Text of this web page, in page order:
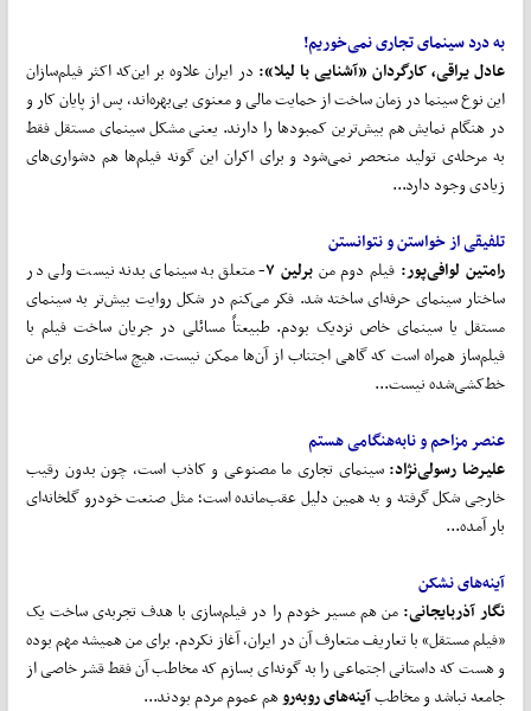
به درد سینمای تجاری نمیخوریم!
عادل یراقی، کارگردان «آشنایی با لیلا»: در ایران علاوه بر این‌که اکثر فیلم‌سازان
این نوع سینما در زمان ساخت از حمایت مالی و معنوی بی‌بهره‌اند، پس از پایان کار و
در هنگام نمایش هم بیش‌ترین کمبودها را دارند. یعنی مشکل سینمای مستقل فقط
به مرحله‌ی تولید منحصر نمی‌شود و برای اکران این گونه فیلم‌ها هم دشواری‌های
زیادی وجود دارد...
تلفیقی از خواستن و نتوانستن
رامتین لوافیپور: فیلم دوم من برلین ۷-
متعلق به سینمای بدنه نیست ولی در
ساختار سینمای حرفه‌ای ساخته شد. فکر می‌کنم در شکل روایت بیش‌تر به سینمای
مستقل یا سینمای خاص نزدیک بودم. طبیعتاً مسائلی در جریان ساخت فیلم با
فیلم‌ساز همراه است که گاهی اجتناب از آن‌ها ممکن نیست. هیچ ساختاری برای من
خط‌کشی‌شده نیست...
عنصر مزاحم و نابه‌هنگامی هستم
علیرضا رسولینژاد: سینمای تجاری ما مصنوعی و کاذب است، چون بدون رقیب
خارجی شکل گرفته و به همین دلیل عقب‌مانده است؛ مثل صنعت خودرو گلخانه‌ای
بار آمده...
آینه‌های نشکن
نگار آذربایجانی: من هم مسیر خودم را در فیلم‌سازی با هدف تجربه‌ی ساخت یک
«فیلم مستقل» با تعاریف متعارف آن در ایران، آغاز نکردم. برای من همیشه مهم بوده
و هست که داستانی اجتماعی را به گونه‌ای بسازم که مخاطب آن فقط قشر خاصی از
جامعه نباشد و مخاطبآینههایروبهروهم عموم مردم بودند...